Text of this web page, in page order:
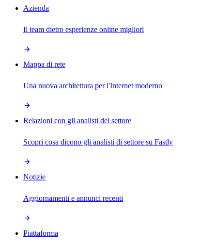
Azienda
Il team dietro esperienze online migliori
Mappa di rete
Una nuova architettura per l'Internet moderno
Relazioni con gli analisti del settore
Scopri cosa dicono gli analisti di settore su Fastly
Notizie
Aggiornamenti e annunci recenti
Piattaforma